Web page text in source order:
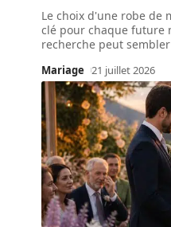
Le choix d'une robe de
clé pour chaque future
recherche peut
Mariage 21 juillet 2026